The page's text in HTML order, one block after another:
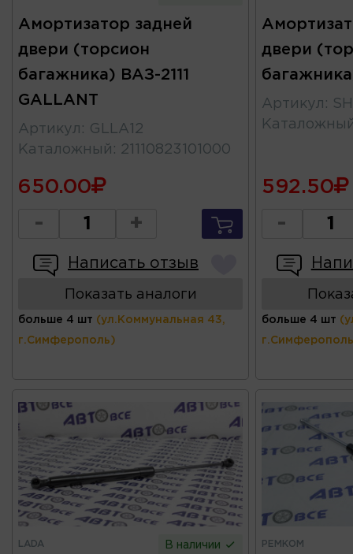
Амортизатор задней
двери (торсион
багажника) ВАЗ-2111
GALLANT
Артикул : GLLA12
Каталожный : 21110823101000
650.00
- +
Написать отзыв
Показать аналоги
больше 4 шт (ул.Коммунальная 43,
г.Симферополь)
двери
Артикул :
592.50
-
больше 4 шт
LADA В наличии РЕМКОМ